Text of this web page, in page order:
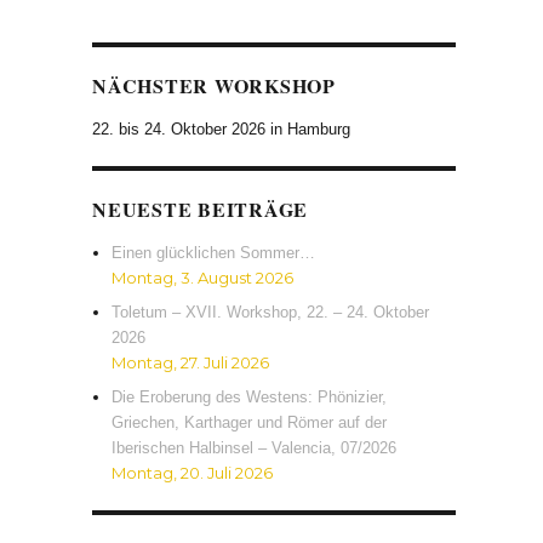
NÄCHSTER WORKSHOP
22. bis 24. Oktober 2026 in Hamburg
NEUESTE BEITRÄGE
Einen glücklichen Sommer…
Montag, 3. August 2026
Toletum – XVII. Workshop, 22. – 24. Oktober
2026
Montag, 27. Juli 2026
Die Eroberung des Westens: Phönizier,
Griechen, Karthager und Römer auf der
Iberischen Halbinsel – Valencia, 07/2026
Montag, 20. Juli 2026